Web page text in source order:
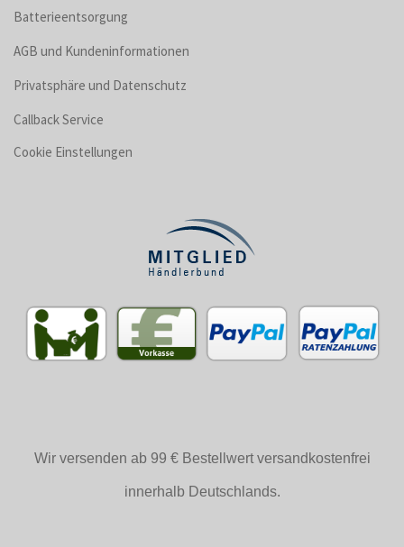
Batterieentsorgung
AGB und Kundeninformationen
Privatsphäre und Datenschutz
Callback Service
Cookie Einstellungen
Wir versenden ab 99 € Bestellwert versandkostenfrei
innerhalb Deutschlands.